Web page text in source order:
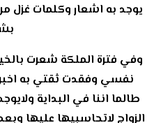
يوجد به اشعار وكلمات غزل
وفي فترة الملكة شعرت
نفسي وفقدت ثقتي به
طالما اننا في البداية
الزواج لاتحاسبيها عليها